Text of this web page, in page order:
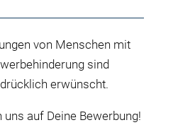
von Menschen mit
sind
erwünscht.
uns auf Deine Bewerbung!